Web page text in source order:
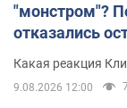
"монстром"?
отказались
Какая реакция
9.08.2026 12:00